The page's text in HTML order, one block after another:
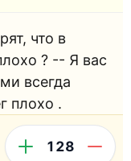
что в
? -- Я вас
всегда
плохо .
128